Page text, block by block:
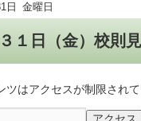
１日（金）校則
日 金曜日
ツはアクセスが制限され